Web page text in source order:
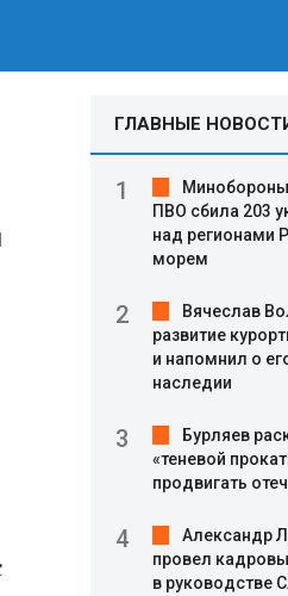
ГЛАВНЫЕ
ПВО сбила 203
над регионами
морем
Вячеслав
развитие
и напомнил о
наследии
Бурляев
«теневой
продвигать
Александр
провел
в руководстве